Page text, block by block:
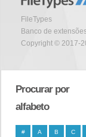
FileTypes
Banco de
Copyright © 2017-
Procurar por
alfabeto
# A B C